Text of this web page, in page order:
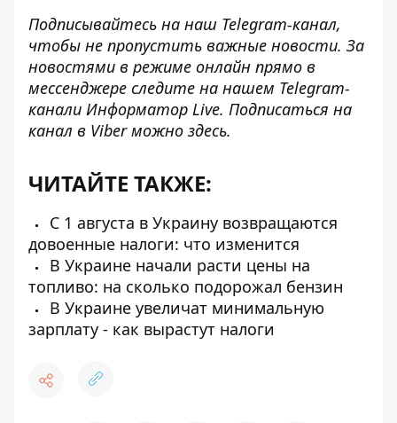
Подписывайтесь на наш Telegram-канал,
чтобы не пропустить важные новости. За
новостями в режиме онлайн прямо в
мессенджере следите на нашем Telegram-
канали Информатор Live. Подписаться на
канал в Viber можно здесь.
ЧИТАЙТЕ ТАКЖЕ:
С 1 августа в Украину возвращаются
довоенные налоги: что изменится
В Украине начали расти цены на
топливо: на сколько подорожал бензин
В Украине увеличат минимальную
зарплату - как вырастут налоги